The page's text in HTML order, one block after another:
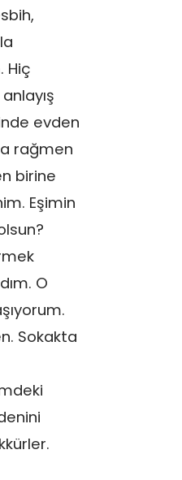
Hiç
evden
rağmen
birine
Eşimin
O
Sokakta